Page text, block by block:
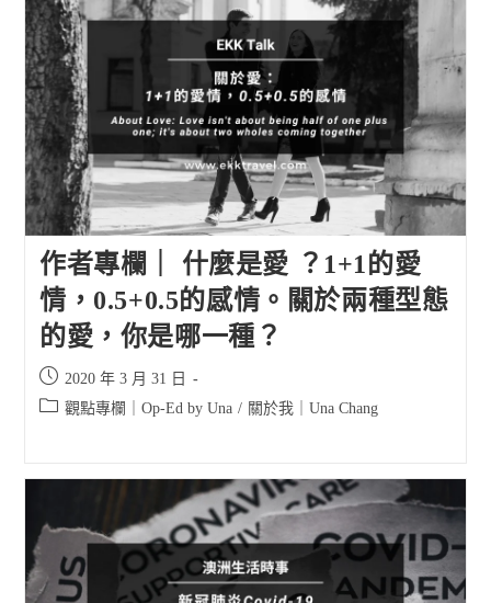
作者專欄｜ 什麼是愛 ？1+1的愛
情，0.5+0.5的感情。關於兩種型態
的愛，你是哪一種？
Post
published:
2020 年 3 月 31 日
Post 觀點專欄｜Op-Ed by Una / 關於我｜Una Chang